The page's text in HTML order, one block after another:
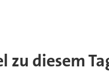
zu diesem